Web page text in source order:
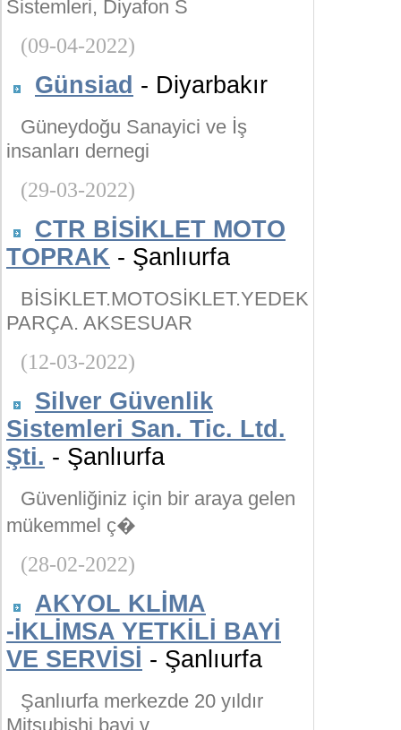
Sistemleri, Diyafon S
(09-04-2022)
Günsiad - Diyarbakır
Güneydoğu Sanayici ve İş
insanları dernegi
(29-03-2022)
CTR BİSİKLET MOTO
TOPRAK - Şanlıurfa
BİSİKLET.MOTOSİKLET.YEDEK
PARÇA. AKSESUAR
(12-03-2022)
Silver Güvenlik
Sistemleri San. Tic. Ltd.
Şti. - Şanlıurfa
Güvenliğiniz için bir araya gelen
mükemmel ç�
(28-02-2022)
AKYOL KLİMA
-İKLİMSA YETKİLİ BAYİ
VE SERVİSİ - Şanlıurfa
Şanlıurfa merkezde 20 yıldır
Mitsubishi bayi v